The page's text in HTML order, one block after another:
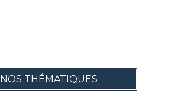
NOS THÉMATIQUES